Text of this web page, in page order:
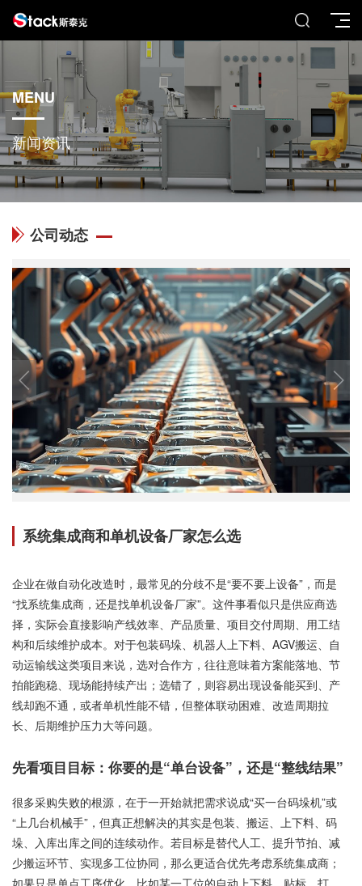
MENU
新闻资讯
公司动态
系统集成商和单机设备厂家怎么选
企业在做自动化改造时，最常见的分歧不是“要不要上设备”，而是
“找系统集成商，还是找单机设备厂家”。这件事看似只是供应商选
择，实际会直接影响产线效率、产品质量、项目交付周期、用工结
构和后续维护成本。对于包装码垛、机器人上下料、AGV搬运、自
动运输线这类项目来说，选对合作方，往往意味着方案能落地、节
拍能跑稳、现场能持续产出；选错了，则容易出现设备能买到、产
线却跑不通，或者单机性能不错，但整体联动困难、改造周期拉
长、后期维护压力大等问题。
先看项目目标：你要的是“单台设备”，还是“整线结果”
很多采购失败的根源，在于一开始就把需求说成“买一台码垛机”或
“上几台机械手”，但真正想解决的其实是包装、搬运、上下料、码
垛、入库出库之间的连续动作。若目标是替代人工、提升节拍、减
少搬运环节、实现多工位协同，那么更适合优先考虑系统集成商；